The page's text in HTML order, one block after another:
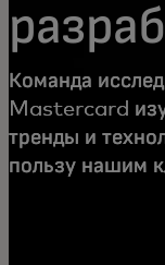
Команда
Mastercard
тренды и
пользу нашим